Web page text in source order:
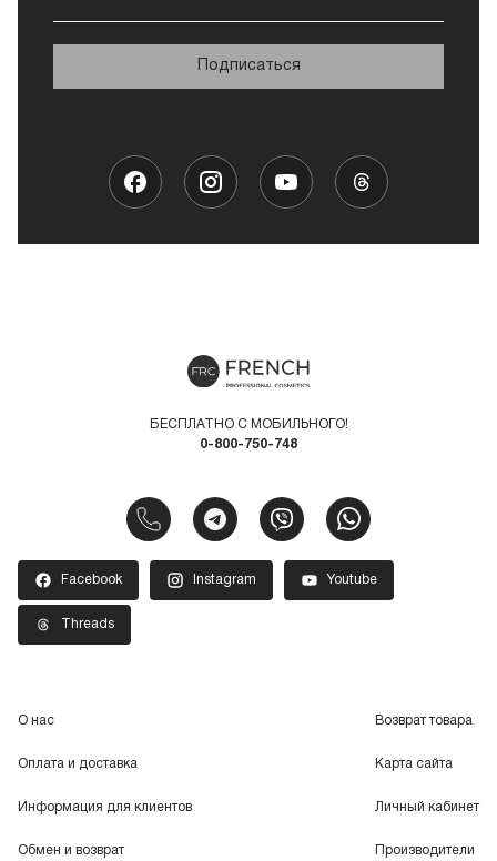
Подписаться
БЕСПЛАТНО С МОБИЛЬНОГО!
0-800-750-748
Facebook Instagram Youtube
Threads
О нас
Оплата и доставка
Информация для клиентов
Обмен и возврат
Возврат товара
Карта сайта
Личный кабинет
Производители